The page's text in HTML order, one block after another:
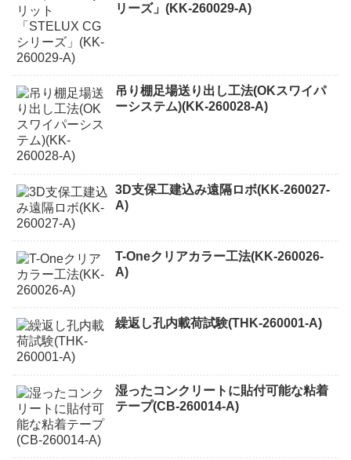
リーズ」(KK-260029-A)
吊り棚足場送り出し工法(OKスワイパ
ーシステム)(KK-260028-A)
3D支保工建込み遠隔ロボ(KK-260027-
A)
T-Oneクリアカラー工法(KK-260026-
A)
繰返し孔内載荷試験(THK-260001-A)
湿ったコンクリートに貼付可能な粘着
テープ(CB-260014-A)